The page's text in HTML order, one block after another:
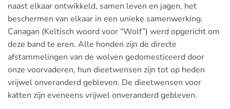
naast elkaar ontwikkeld, samen leven en jagen, het
beschermen van elkaar in een unieke samenwerking.
Canagan (Keltisch woord voor “Wolf”) werd opgericht om
deze band te eren. Alle honden zijn de directe
afstammelingen van de wolven gedomesticeerd door
onze voorvaderen, hun dieetwensen zijn tot op heden
vrijwel onveranderd gebleven. De dieetwensen voor
katten zijn eveneens vrijwel onveranderd gebleven.